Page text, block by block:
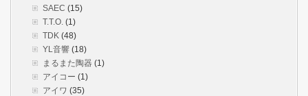
SAEC (15)
T.T.O. (1)
TDK (48)
YL音響 (18)
まるまた陶器 (1)
アイコー (1)
アイワ (35)